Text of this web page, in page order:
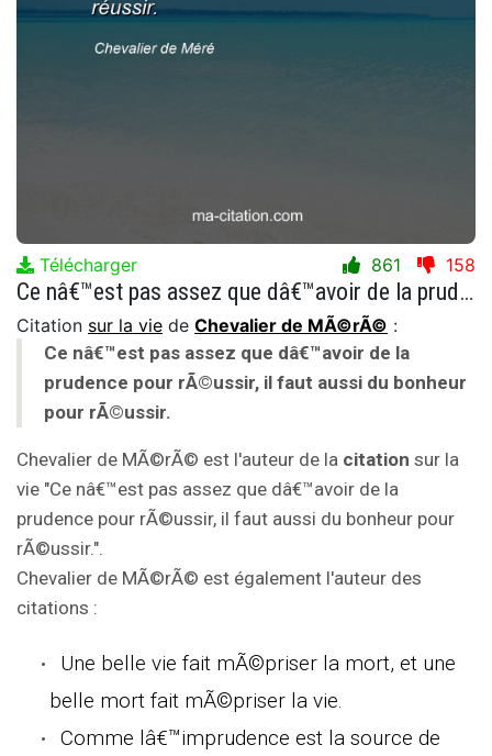
Télécharger 861 158
Ce nâ€™est pas assez que dâ€™avoir de la prudence pour rÃ©ussir, il faut aussi du bonheur pour rÃ©ussir.
Citation sur la vie de Chevalier de MÃ©rÃ© :
Ce nâ€™est pas assez que dâ€™avoir de la
prudence pour rÃ©ussir, il faut aussi du bonheur
pour rÃ©ussir.
Chevalier de MÃ©rÃ© est l'auteur de la citation sur la
vie "Ce nâ€™est pas assez que dâ€™avoir de la
prudence pour rÃ©ussir, il faut aussi du bonheur pour
rÃ©ussir.".
Chevalier de MÃ©rÃ© est également l'auteur des
citations :
Une belle vie fait mÃ©priser la mort, et une
belle mort fait mÃ©priser la vie.
Comme lâ€™imprudence est la source de